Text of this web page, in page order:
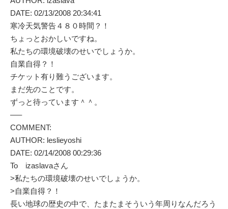
DATE: 02/13/2008 20:34:41
寒冷天気警告４８０時間？！
ちょっとおかしいですね。
私たちの環境破壊のせいでしょうか。
自業自得？！
チケット有り難うございます。
まだ先のことです。
ずっと待っています＾＾。
—–
COMMENT:
AUTHOR: leslieyoshi
DATE: 02/14/2008 00:29:36
To izaslavaさん
>私たちの環境破壊のせいでしょうか。
>自業自得？！
長い地球の歴史の中で、たまたまそういう年周りなんだろう